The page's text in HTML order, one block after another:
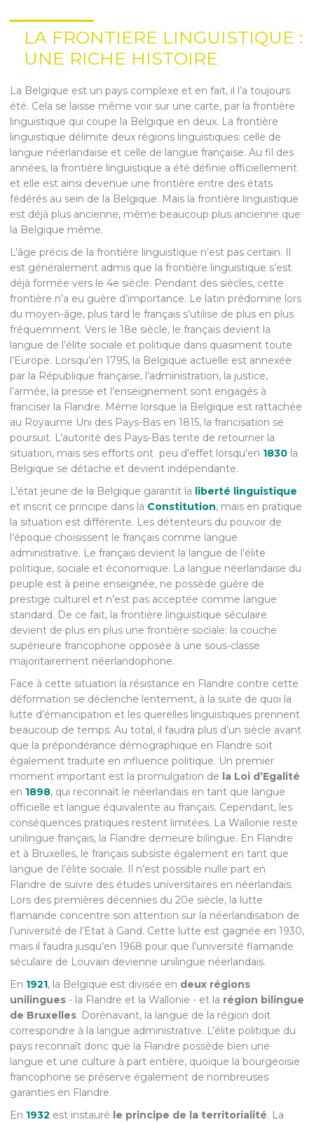
LA FRONTIERE LINGUISTIQUE :
UNE RICHE HISTOIRE
La Belgique est un pays complexe et en fait, il l’a toujours
été. Cela se laisse même voir sur une carte, par la frontière
linguistique qui coupe la Belgique en deux. La frontière
linguistique délimite deux régions linguistiques: celle de
langue néerlandaise et celle de langue française. Au fil des
années, la frontière linguistique a été définie officiellement
et elle est ainsi devenue une frontière entre des états
fédérés au sein de la Belgique. Mais la frontière linguistique
est déjà plus ancienne, même beaucoup plus ancienne que
la Belgique même.
L’âge précis de la frontière linguistique n’est pas certain. Il
est généralement admis que la frontière linguistique s’est
déjà formée vers le 4e siècle. Pendant des siècles, cette
frontière n’a eu guère d’importance. Le latin prédomine lors
du moyen-âge, plus tard le français s’utilise de plus en plus
fréquemment. Vers le 18e siècle, le français devient la
langue de l’élite sociale et politique dans quasiment toute
l’Europe. Lorsqu’en 1795, la Belgique actuelle est annexée
par la République française, l’administration, la justice,
l’armée, la presse et l’enseignement sont engagés à
franciser la Flandre. Même lorsque la Belgique est rattachée
au Royaume Uni des Pays-Bas en 1815, la francisation se
poursuit. L’autorité des Pays-Bas tente de retourner la
situation, mais ses efforts ont peu d’effet lorsqu’en 1830la
Belgique se détache et devient indépendante.
L’état jeune de la Belgique garantit la liberté linguistique
et inscrit ce principe dans la Constitution, mais en pratique
la situation est différente. Les détenteurs du pouvoir de
l’époque choisissent le français comme langue
administrative. Le français devient la langue de l’élite
politique, sociale et économique. La langue néerlandaise du
peuple est à peine enseignée, ne possède guère de
prestige culturel et n’est pas acceptée comme langue
standard. De ce fait, la frontière linguistique séculaire
devient de plus en plus une frontière sociale: la couche
supérieure francophone opposée à une sous-classe
majoritairement néerlandophone.
Face à cette situation la résistance en Flandre contre cette
déformation se déclenche lentement, à la suite de quoi la
lutte d’émancipation et les querelles linguistiques prennent
beaucoup de temps. Au total, il faudra plus d’un siècle avant
que la prépondérance démographique en Flandre soit
également traduite en influence politique. Un premier
moment important est la promulgation de la Loi d’Egalité
en 1898, qui reconnaît le néerlandais en tant que langue
officielle et langue équivalente au français. Cependant, les
conséquences pratiques restent limitées. La Wallonie reste
unilingue français, la Flandre demeure bilingue. En Flandre
et à Bruxelles, le français subsiste également en tant que
langue de l’élite sociale. Il n’est possible nulle part en
Flandre de suivre des études universitaires en néerlandais.
Lors des premières décennies du 20e siècle, la lutte
flamande concentre son attention sur la néerlandisation de
l’université de l’Etat à Gand. Cette lutte est gagnée en 1930,
mais il faudra jusqu’en 1968 pour que l’université flamande
séculaire de Louvain devienne unilingue néerlandais.
En 1921, la Belgique est divisée en deux régions
unilingues- la Flandre et la Wallonie - et la région bilingue
de Bruxelles. Dorénavant, la langue de la région doit
correspondre à la langue administrative. L’élite politique du
pays reconnaît donc que la Flandre possède bien une
langue et une culture à part entière, quoique la bourgeoisie
francophone se préserve également de nombreuses
garanties en Flandre.
En 1932 est instauré le principe de la territorialité. La